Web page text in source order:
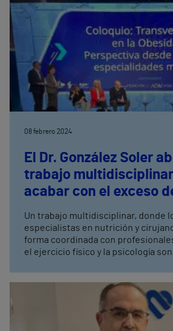
08 febrero 2024
El Dr. González Soler
trabajo
acabar con el exceso
Un trabajo multidisciplinar, donde
especialistas en nutrición y
forma coordinada con
el ejercicio físico y la psicología
manifiesto el coordinador de la
Sobrepeso y Obesidad del Hospital
Juan José González Soler,
en la cuarta edición de la Annual
celebrada recientemente en Madrid.